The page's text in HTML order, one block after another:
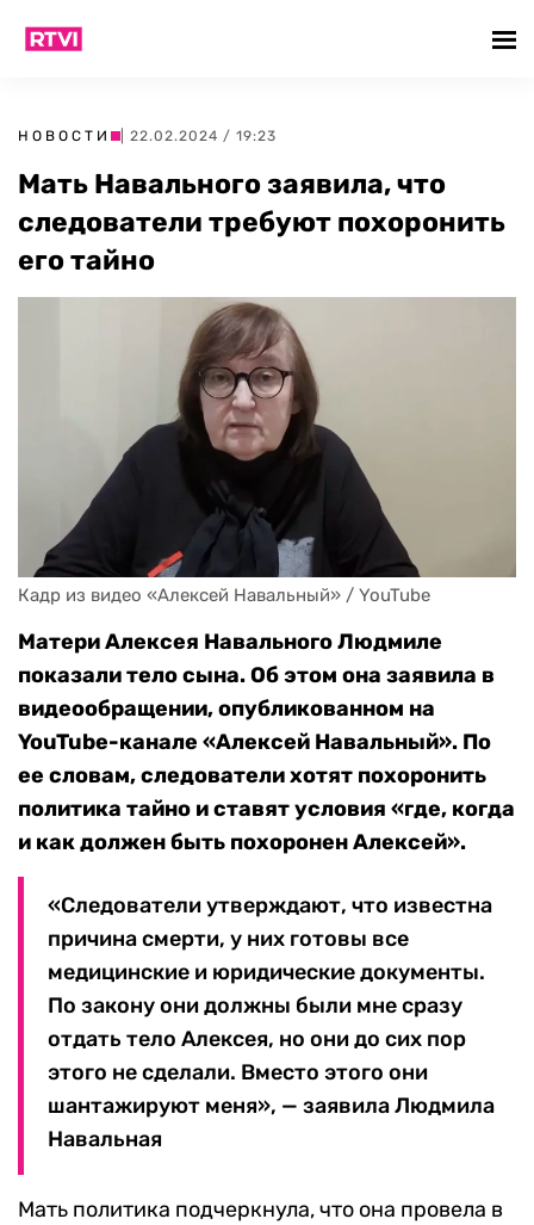
НОВОСТИ | 22.02.2024 / 19:23
Мать Навального заявила, что
следователи требуют похоронить
его тайно
Кадр из видео «Алексей Навальный» / YouTube
Матери Алексея Навального Людмиле
показали тело сына. Об этом она заявила в
видеообращении, опубликованном на
YouTube-канале «Алексей Навальный». По
ее словам, следователи хотят похоронить
политика тайно и ставят условия «где, когда
и как должен быть похоронен Алексей».
«Следователи утверждают, что известна
причина смерти, у них готовы все
медицинские и юридические документы.
По закону они должны были мне сразу
отдать тело Алексея, но они до сих пор
этого не сделали. Вместо этого они
шантажируют меня», — заявила Людмила
Навальная
Мать политика подчеркнула, что она провела в